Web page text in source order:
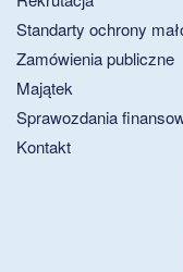
Standarty ochrony
Zamówienia publiczne
Majątek
Sprawozdania
Kontakt